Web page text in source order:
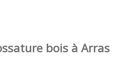
bois à Arras